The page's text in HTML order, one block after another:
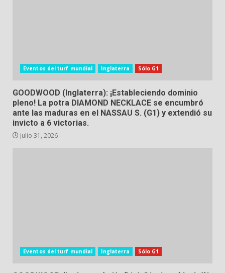
Eventos del turf mundial Inglaterra Sólo G1
GOODWOOD (Inglaterra): ¡Estableciendo dominio
pleno! La potra DIAMOND NECKLACE se encumbró
ante las maduras en el NASSAU S. (G1) y extendió su
invicto a 6 victorias.
julio 31, 2026
Eventos del turf mundial Inglaterra Sólo G1